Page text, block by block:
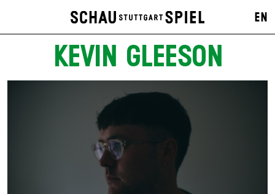
EN
KEVIN GLEESON